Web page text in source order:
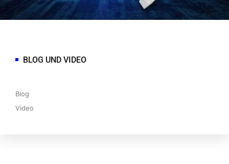
BLOG UND VIDEO
Blog
Video